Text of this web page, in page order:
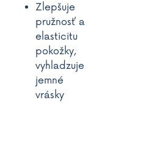
Zlepšuje
pružnosť a
elasticitu
pokožky,
vyhladzuje
jemné
vrásky